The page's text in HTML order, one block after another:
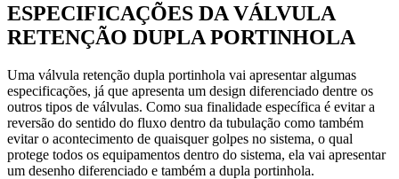
ESPECIFICAÇÕES DA VÁLVULA
RETENÇÃO DUPLA PORTINHOLA
Uma válvula retenção dupla portinhola vai apresentar algumas
especificações, já que apresenta um design diferenciado dentre os
outros tipos de válvulas. Como sua finalidade específica é evitar a
reversão do sentido do fluxo dentro da tubulação como também
evitar o acontecimento de quaisquer golpes no sistema, o qual
protege todos os equipamentos dentro do sistema, ela vai apresentar
um desenho diferenciado e também a dupla portinhola.